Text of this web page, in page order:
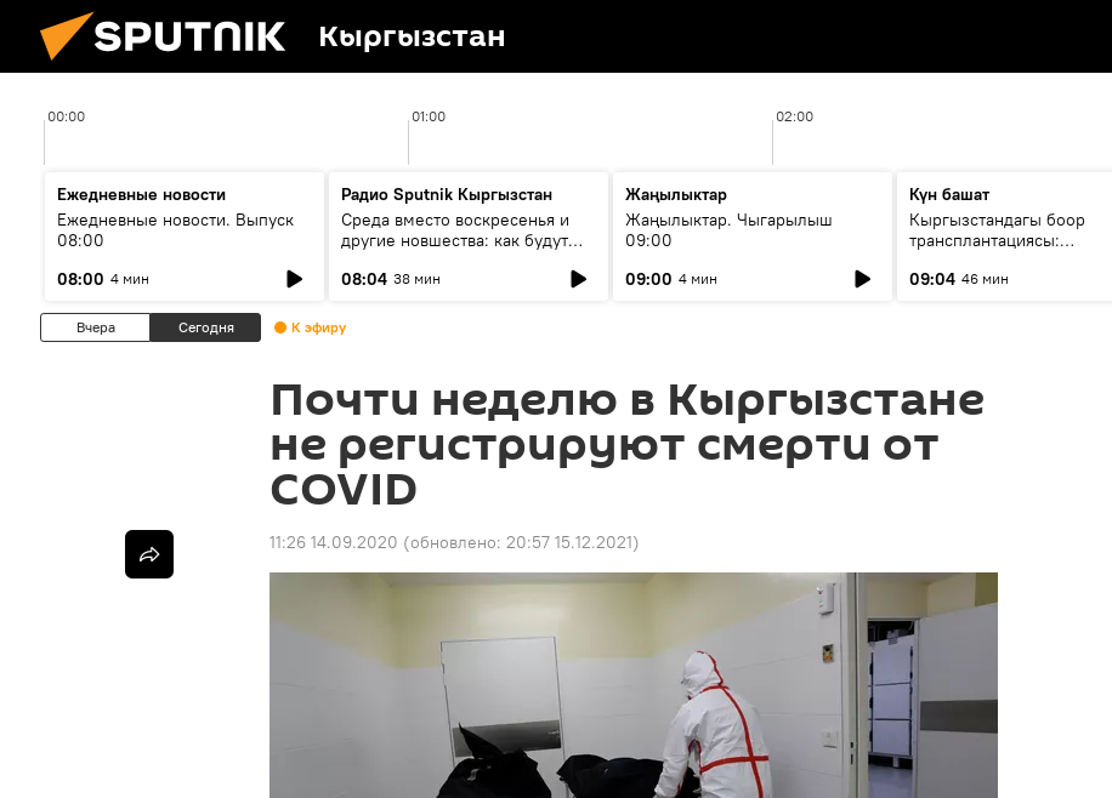
Кыргызстан
00:00 01:00 02:00
Ежедневные новости
Ежедневные новости. Выпуск
08:00
08:00 4 мин
Радио Sputnik Кыргызстан
Среда вместо воскресенья и
другие новшества: как будут
08:04 38 мин
Жаңылыктар
Жаңылыктар. Чыгарылыш
09:00
09:00 4 мин
Күн башат
Кыргызстандагы боор
трансплантациясы:
келечеги
09:04 46 мин
Вчера Сегодня К эфиру
Почти неделю в Кыргызстане
не регистрируют смерти от
COVID
11:26 14.09.2020 (обновлено: 20:57 15.12.2021)